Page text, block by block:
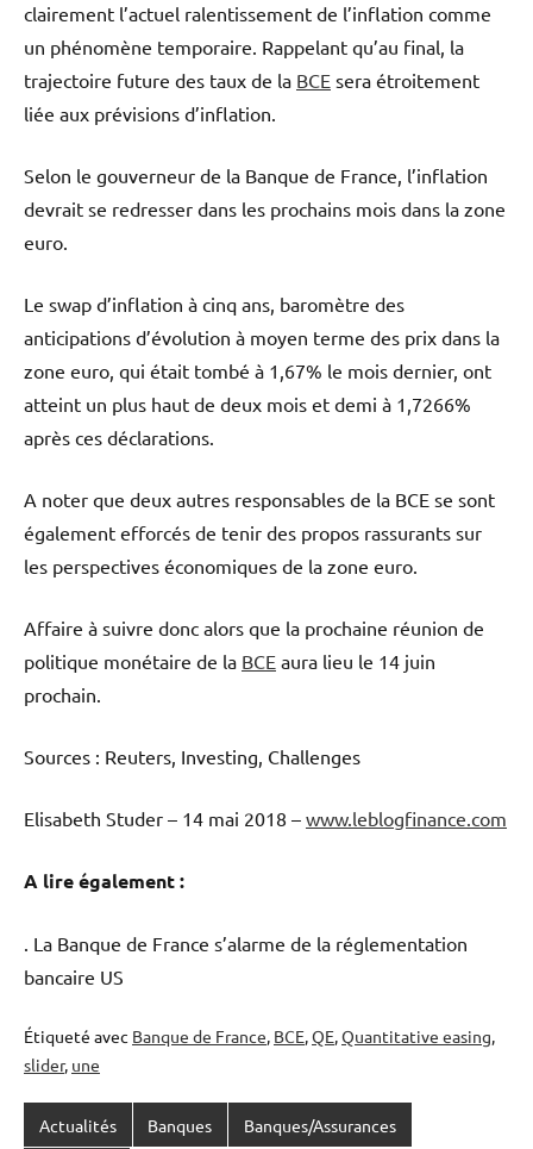
clairement l’actuel ralentissement de l’inflation comme
un phénomène temporaire. Rappelant qu’au final, la
trajectoire future des taux de la BCE sera étroitement
liée aux prévisions d’inflation.
Selon le gouverneur de la Banque de France, l’inflation
devrait se redresser dans les prochains mois dans la zone
euro.
Le swap d’inflation à cinq ans, baromètre des
anticipations d’évolution à moyen terme des prix dans la
zone euro, qui était tombé à 1,67% le mois dernier, ont
atteint un plus haut de deux mois et demi à 1,7266%
après ces déclarations.
A noter que deux autres responsables de la BCE se sont
également efforcés de tenir des propos rassurants sur
les perspectives économiques de la zone euro.
Affaire à suivre donc alors que la prochaine réunion de
politique monétaire de la BCE aura lieu le 14 juin
prochain.
Sources : Reuters, Investing, Challenges
Elisabeth Studer – 14 mai 2018 – www.leblogfinance.com
A lire également :
. La Banque de France s’alarme de la réglementation
bancaire US
Étiqueté avec Banque de France, BCE,QE,Quantitative easing,
slider, une
Actualités Banques Banques/Assurances